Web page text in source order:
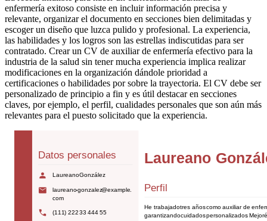
enfermería exitoso consiste en incluir información precisa y
relevante, organizar el documento en secciones bien delimitadas y
escoger un diseño que luzca pulido y profesional. La experiencia,
las habilidades y los logros son las estrellas indiscutidas para ser
contratado. Crear un CV de auxiliar de enfermería efectivo para la
industria de la salud sin tener mucha experiencia implica realizar
modificaciones en la organización dándole prioridad a
certificaciones o habilidades por sobre la trayectoria. El CV debe ser
personalizado de principio a fin y es útil destacar en secciones
claves, por ejemplo, el perfil, cualidades personales que son aún más
relevantes para el puesto solicitado que la experiencia.